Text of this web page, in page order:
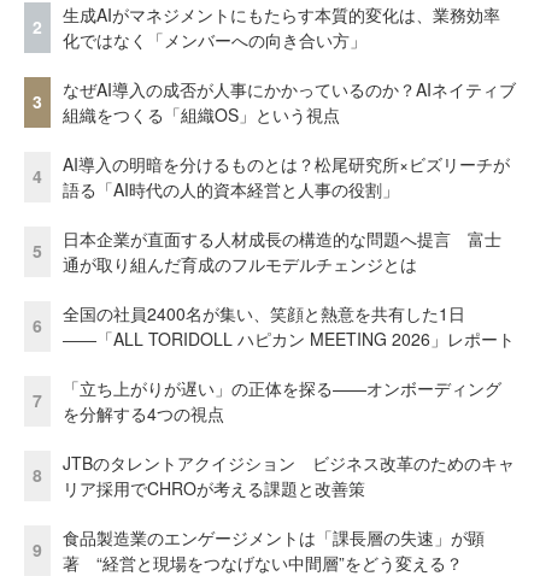
2
生成AIがマネジメントにもたらす本質的変化は、業務効率
化ではなく「メンバーへの向き合い方」
3
なぜAI導入の成否が人事にかかっているのか？AIネイティブ
組織をつくる「組織OS」という視点
4
AI導入の明暗を分けるものとは？松尾研究所×ビズリーチが
語る「AI時代の人的資本経営と人事の役割」
5
日本企業が直面する人材成長の構造的な問題へ提言 富士
通が取り組んだ育成のフルモデルチェンジとは
6
全国の社員2400名が集い、笑顔と熱意を共有した1日
――「ALL TORIDOLL ハピカン MEETING 2026」レポート
7
「立ち上がりが遅い」の正体を探る——オンボーディング
を分解する4つの視点
8
JTBのタレントアクイジション ビジネス改革のためのキャ
リア採用でCHROが考える課題と改善策
9
食品製造業のエンゲージメントは「課長層の失速」が顕
著 “経営と現場をつなげない中間層”をどう変える？